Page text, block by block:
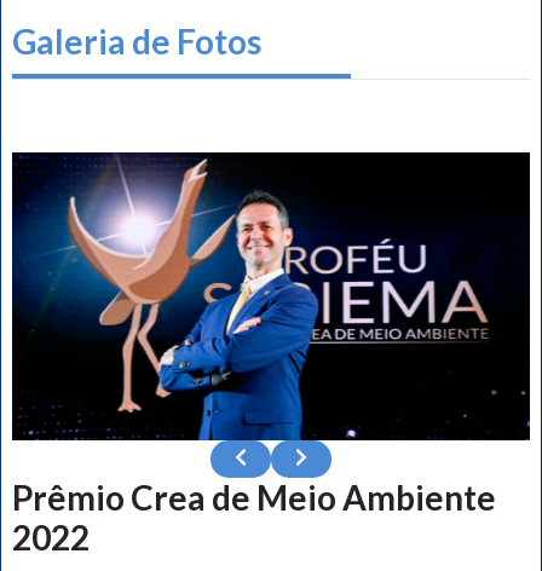
Galeria de Fotos
Prêmio Crea de Meio Ambiente
2022